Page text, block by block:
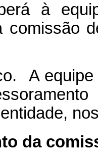
à
comissão
A
da